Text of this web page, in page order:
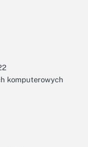
komputerowych